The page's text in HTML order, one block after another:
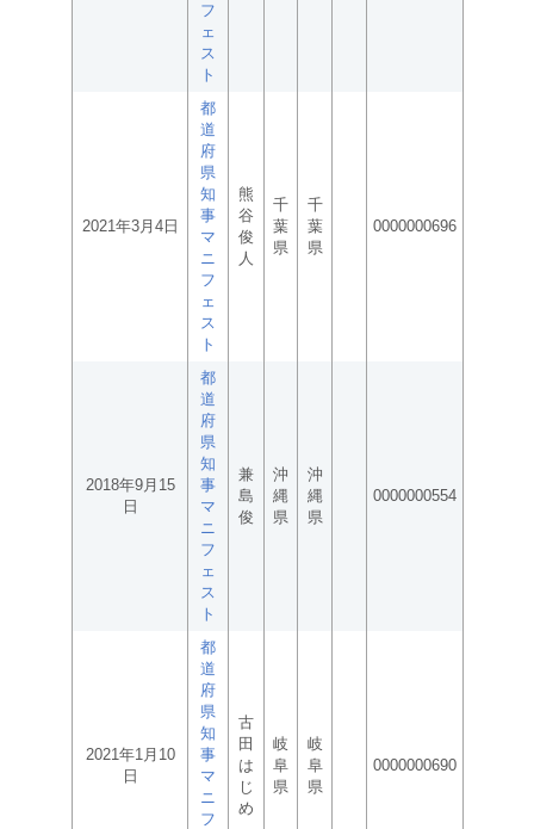
フ
ェ
ス
ト
2021年3月4日
都
道
府
県
知
事
マ
ニ
フ
ェ
ス
ト
熊
谷
俊
人
千
葉
県
千
葉
県
0000000696
2018年9月15
日
都
道
府
県
知
事
マ
ニ
フ
ェ
ス
ト
兼
島
俊
沖
縄
県
沖
縄
県
0000000554
2021年1月10
日
都
道
府
県
知
事
マ
ニ
フ
古
田
は
じ
め
岐
阜
県
岐
阜
県
0000000690